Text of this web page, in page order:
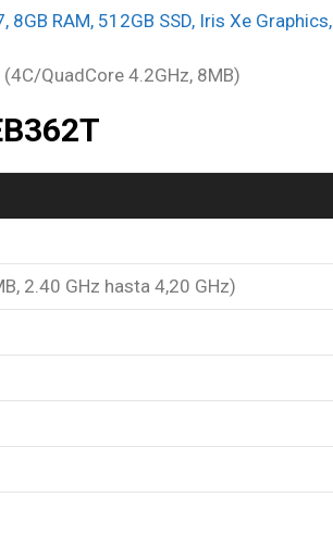
RAM, 512GB SSD, Iris Xe Graphics,
QuadCore 4.2GHz, 8MB)
2.40 GHz hasta 4,20 GHz)